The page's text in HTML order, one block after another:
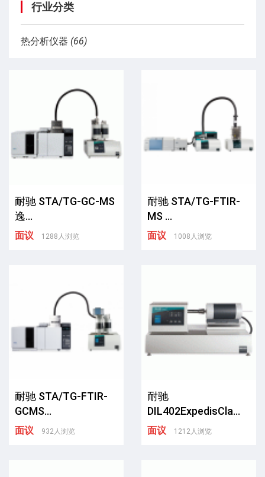
行业分类
热分析仪器 (66)
耐驰 STA/TG-GC-MS
逸...
面议 1288人浏览
耐驰 STA/TG-FTIR-
MS ...
面议 1008人浏览
耐驰 STA/TG-FTIR-
GCMS...
面议 932人浏览
耐驰
DIL402ExpedisCla...
面议 1212人浏览